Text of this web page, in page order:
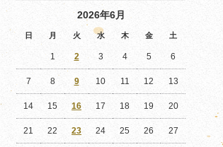
2026年6月
日 月 火 水 木 金 土
1 2 3 4 5 6
7 8 9 10 11 12 13
14 15 16 17 18 19 20
21 22 23 24 25 26 27